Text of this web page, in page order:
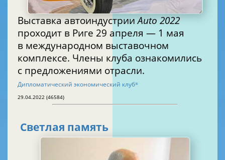
Выставка автоиндустрииAuto 2022
проходит в Риге 29 апреля — 1 мая
в международном выставочном
комплексе. Члены клуба ознакомились
с предложениями отрасли.
Дипломатический экономический клуб®
29.04.2022 (46584)
Светлая память